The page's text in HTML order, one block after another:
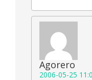
Agorero
2006-05-25